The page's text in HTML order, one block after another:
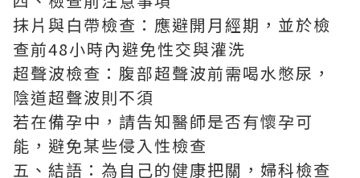
抹片與白帶檢查：應避開月經期，並於檢
查前48小時內避免性交與灌洗
超聲波檢查：腹部超聲波前需喝水憋尿，
陰道超聲波則不須
若在備孕中，請告知醫師是否有懷孕可
能，避免某些侵入性檢查
五、結語：為自己的健康把關，婦科檢查